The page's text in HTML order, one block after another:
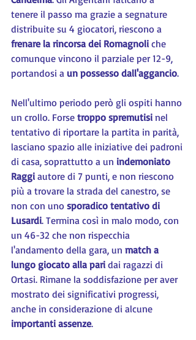
tenere il passo ma grazie a segnature
distribuite su 4 giocatori, riescono a
frenare la rincorsa dei Romagnoli che
comunque vincono il parziale per 12-9,
portandosi a un possesso dall'aggancio.
Nell'ultimo periodo però gli ospiti hanno
un crollo. Forse troppo spremutisi nel
tentativo di riportare la partita in parità,
lasciano spazio alle iniziative dei padroni
di casa, soprattutto a un indemoniato
Raggi autore di 7 punti, e non riescono
più a trovare la strada del canestro, se
non con uno sporadico tentativo di
Lusardi. Termina così in malo modo, con
un 46-32 che non rispecchia
l'andamento della gara, un match a
lungo giocato alla pari dai ragazzi di
Ortasi. Rimane la soddisfazione per aver
mostrato dei significativi progressi,
anche in considerazione di alcune
importanti assenze.